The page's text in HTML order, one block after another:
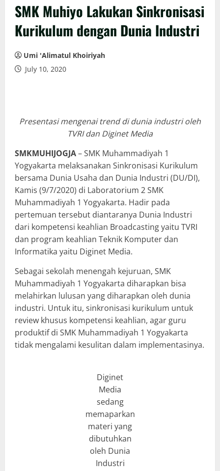
SMK Muhiyo Lakukan Sinkronisasi
Kurikulum dengan Dunia Industri
Umi 'Alimatul Khoiriyah
July 10, 2020
Presentasi mengenai trend di dunia industri oleh
TVRI dan Diginet Media
SMKMUHIJOGJA– SMK Muhammadiyah 1
Yogyakarta melaksanakan Sinkronisasi Kurikulum
bersama Dunia Usaha dan Dunia Industri (DU/DI),
Kamis (9/7/2020) di Laboratorium 2 SMK
Muhammadiyah 1 Yogyakarta. Hadir pada
pertemuan tersebut diantaranya Dunia Industri
dari kompetensi keahlian Broadcasting yaitu TVRI
dan program keahlian Teknik Komputer dan
Informatika yaitu Diginet Media.
Sebagai sekolah menengah kejuruan, SMK
Muhammadiyah 1 Yogyakarta diharapkan bisa
melahirkan lulusan yang diharapkan oleh dunia
industri. Untuk itu, sinkronisasi kurikulum untuk
review khusus kompetensi keahlian, agar guru
produktif di SMK Muhammadiyah 1 Yogyakarta
tidak mengalami kesulitan dalam implementasinya.
Diginet
Media
sedang
memaparkan
materi yang
dibutuhkan
oleh Dunia
Industri